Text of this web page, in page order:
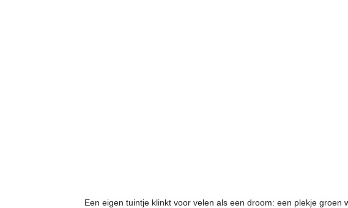
Een eigen tuintje klinkt voor velen als een droom: een plekje groen